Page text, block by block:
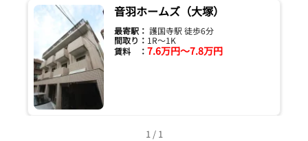
音羽ホームズ（大塚）
最寄駅： 護国寺駅 徒歩6分
間取り： 1R～1K
賃料 ： 7.6万円～7.8万円
1 / 1